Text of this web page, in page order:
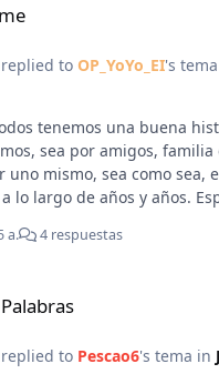
replied to OP_YoYo_EI's
tenemos una buena
sea por amigos,
uno mismo, sea como sea,
lo largo de años y años.
a. 4 respuestas
replied to Pescao6's tema in